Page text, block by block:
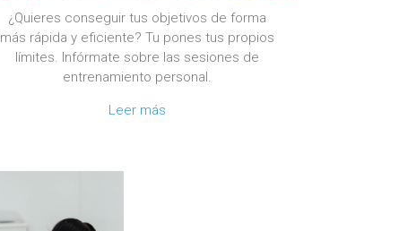
¿Quieres conseguir tus objetivos de forma
más rápida y eficiente? Tu pones tus propios
límites. Infórmate sobre las sesiones de
entrenamiento personal.
Leer más